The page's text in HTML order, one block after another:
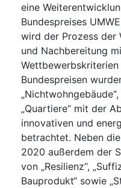
eine
Bundespreises
wird der Prozess der
und Nachbereitung
Bundespreisen
„Quartiere“ mit der
innovativen und
betrachtet. Neben
2020 außerdem der
von „Resilienz“,
Bauprodukt“ sowie